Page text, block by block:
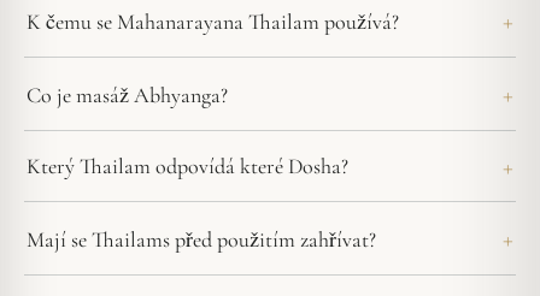
K čemu se Mahanarayana Thailam používá?
Co je masáž Abhyanga?
Který Thailam odpovídá které Dosha?
Mají se Thailams před použitím zahřívat?